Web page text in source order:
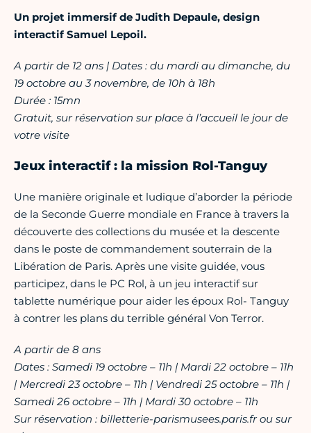
Un projet immersif de Judith Depaule, design
interactif Samuel Lepoil.
A partir de 12 ans | Dates : du mardi au dimanche, du
19 octobre au 3 novembre, de 10h à 18h
Durée : 15mn
Gratuit, sur réservation sur place à l’accueil le jour de
votre visite
Jeux interactif : la mission Rol-Tanguy
Une manière originale et ludique d’aborder la période
de la Seconde Guerre mondiale en France à travers la
découverte des collections du musée et la descente
dans le poste de commandement souterrain de la
Libération de Paris. Après une visite guidée, vous
participez, dans le PC Rol, à un jeu interactif sur
tablette numérique pour aider les époux Rol- Tanguy
à contrer les plans du terrible général Von Terror.
A partir de 8 ans
Dates : Samedi 19 octobre – 11h | Mardi 22 octobre – 11h
| Mercredi 23 octobre – 11h | Vendredi 25 octobre – 11h |
Samedi 26 octobre – 11h | Mardi 30 octobre – 11h
Sur réservation : billetterie-parismusees.paris.fr ou sur